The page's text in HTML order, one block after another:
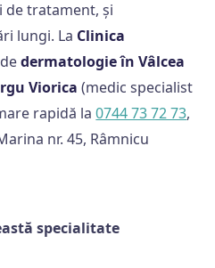
de tratament, și
lungi. La Clinica
dermatologie în Vâlcea
Viorica (medic specialist
rapidă la0744 73 72 73,
nr. 45, Râmnicu
specialitate